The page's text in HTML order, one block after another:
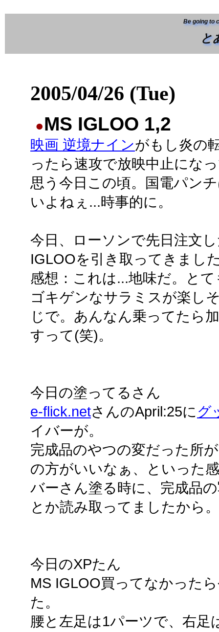
Be going to
と
2005/04/26 (Tue)
●MS IGLOO 1,2
映画 逆境ナインがもし炎の
ったら速攻で放映中止にな
思う今日この頃。国電パン
いよねぇ...時事的に。
今日、ローソンで先日注文
IGLOOを引き取ってきまし
感想：これは...地味だ。と
ゴキゲンなサラミスが楽し
じで。あんなん乗ってたら
すって(笑)。
今日の塗ってるさん
e-flick.netさんのApril:25に グ
イバーが。
完成品のやつの変だった所
の方がいいなぁ、といった
バーさん塗る時に、完成品
とか読み取ってましたから
今日のXPたん
MS IGLOO買ってなかった
た。
腰と左足は1パーツで、右